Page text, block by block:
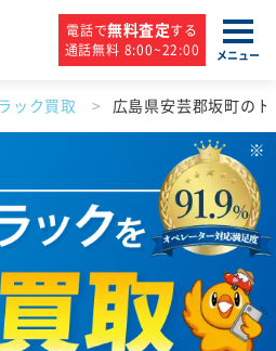
電話で無料査定する
通話無料 8:00~22:00
メニュー
ック買取 広島県安芸郡坂町の